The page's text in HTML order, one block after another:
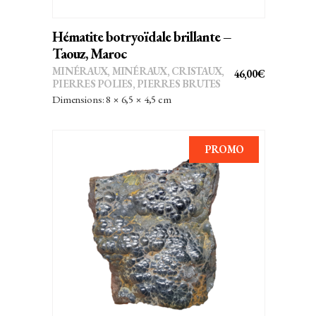
Hématite botryoïdale brillante –
Taouz, Maroc
46,00€
MINÉRAUX, MINÉRAUX, CRISTAUX,
PIERRES POLIES, PIERRES BRUTES
Dimensions: 8 × 6,5 × 4,5 cm
PROMO
AJOUTER AU PANIER